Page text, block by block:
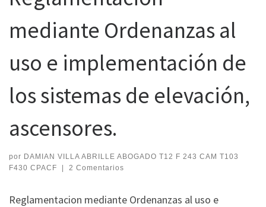
mediante Ordenanzas al
uso e implementación de
los sistemas de elevación,
ascensores.
por DAMIAN VILLA ABRILLE ABOGADO T12 F 243 CAM T103
F430 CPACF
2 Comentarios
Reglamentacion mediante Ordenanzas al uso e